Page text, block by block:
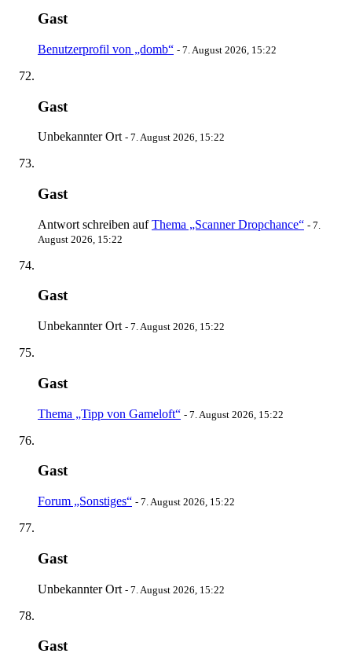
Gast
Benutzerprofil von „domb“ - 7. August 2026, 15:22
Gast
Unbekannter Ort - 7. August 2026, 15:22
Gast
Antwort schreiben aufThema „Scanner Dropchance“ - 7.
August 2026, 15:22
Gast
Unbekannter Ort - 7. August 2026, 15:22
Gast
Thema „Tipp von Gameloft“ - 7. August 2026, 15:22
Gast
Forum „Sonstiges“ - 7. August 2026, 15:22
Gast
Unbekannter Ort - 7. August 2026, 15:22
Gast